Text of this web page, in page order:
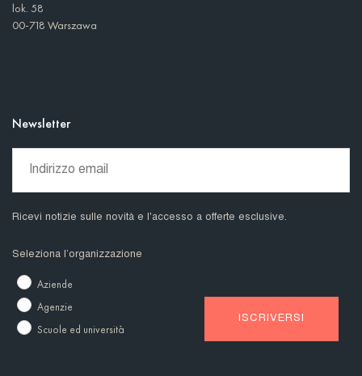
lok. 58
00-718 Warszawa
Newsletter
Ricevi notizie sulle novità e l'accesso a offerte esclusive.
Seleziona l’organizzazione
Aziende
Agenzie
Scuole ed università